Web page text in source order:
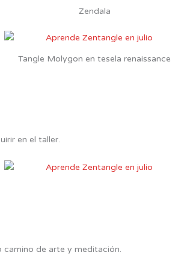
Zendala
Tangle Molygon en tesela renaissance
en el taller.
camino de arte y meditación.